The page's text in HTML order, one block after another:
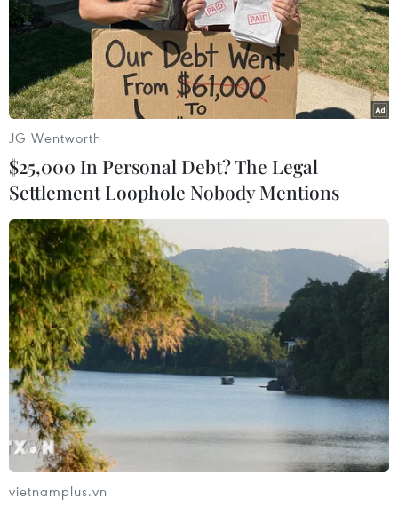
Tăng 2 phiên liên tiếp, chỉ số VN-Index
vượt ngưỡng 1.193 điểm
05/04/2018 08:14
Chỉ số VN-Index có phiên thứ 2 liên tiếp trong tuần giữ
được sắc xanh với mức tăng gần 2 điểm trong phiên
giao dịch ngày 5/4.
JG Wentworth
$25,000 In Personal Debt? The Legal
Settlement Loophole Nobody Mentions
vietnamplus.vn